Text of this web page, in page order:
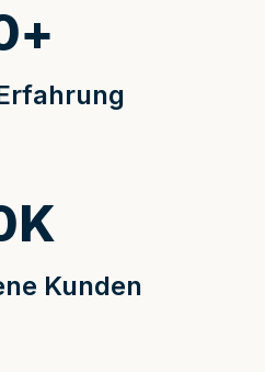
+
Kunden
K